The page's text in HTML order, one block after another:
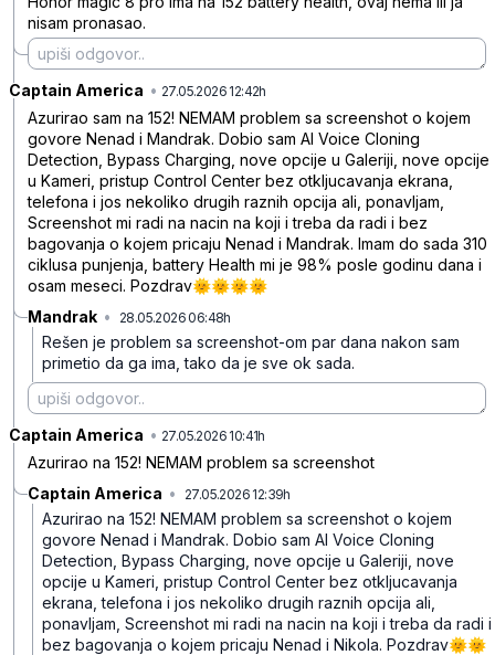
nisam pronasao.
Captain America • 27.05.2026 12:42h
Azurirao sam na 152! NEMAM problem sa screenshot o kojem
govore Nenad i Mandrak. Dobio sam AI Voice Cloning
Detection, Bypass Charging, nove opcije u Galeriji, nove opcije
u Kameri, pristup Control Center bez otkljucavanja ekrana,
telefona i jos nekoliko drugih raznih opcija ali, ponavljam,
Screenshot mi radi na nacin na koji i treba da radi i bez
bagovanja o kojem pricaju Nenad i Mandrak. Imam do sada 310
ciklusa punjenja, battery Health mi je 98% posle godinu dana i
osam meseci. Pozdrav🌞🌞🌞🌞
Mandrak • 28.05.2026 06:48h
Rešen je problem sa screenshot-om par dana nakon sam
primetio da ga ima, tako da je sve ok sada.
Captain America • 27.05.2026 10:41h
Azurirao na 152! NEMAM problem sa screenshot
Captain America • 27.05.2026 12:39h
Azurirao na 152! NEMAM problem sa screenshot o kojem
govore Nenad i Mandrak. Dobio sam AI Voice Cloning
Detection, Bypass Charging, nove opcije u Galeriji, nove
opcije u Kameri, pristup Control Center bez otkljucavanja
ekrana, telefona i jos nekoliko drugih raznih opcija ali,
ponavljam, Screenshot mi radi na nacin na koji i treba da radi i
bez bagovanja o kojem pricaju Nenad i Nikola. Pozdrav🌞🌞